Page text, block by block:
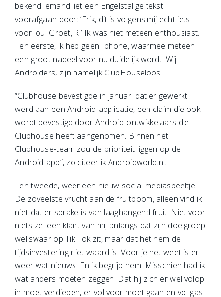
bekend iemand liet een Engelstalige tekst
voorafgaan door: ‘Erik, dit is volgens mij echt iets
voor jou. Groet, R.’ Ik was niet meteen enthousiast.
Ten eerste, ik heb geen Iphone, waarmee meteen
een groot nadeel voor nu duidelijk wordt. Wij
Androiders, zijn namelijk ClubHouseloos.
“Clubhouse bevestigde in januari dat er gewerkt
werd aan een Android-applicatie, een claim die ook
wordt bevestigd door Android-ontwikkelaars die
Clubhouse heeft aangenomen. Binnen het
Clubhouse-team zou de prioriteit liggen op de
Android-app”, zo citeer ik Androidworld.nl.
Ten tweede, weer een nieuw social mediaspeeltje.
De zoveelste vrucht aan de fruitboom, alleen vind ik
niet dat er sprake is van laaghangend fruit. Niet voor
niets zei een klant van mij onlangs dat zijn doelgroep
weliswaar op Tik Tok zit, maar dat het hem de
tijdsinvestering niet waard is. Voor je het weet is er
weer wat nieuws. En ik begrijp hem. Misschien had ik
wat anders moeten zeggen. Dat hij zich er wel volop
in moet verdiepen, er vol voor moet gaan en vol gas